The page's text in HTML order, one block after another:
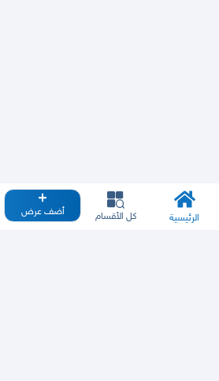
الرئيسية كل الأقسام أضف عرض